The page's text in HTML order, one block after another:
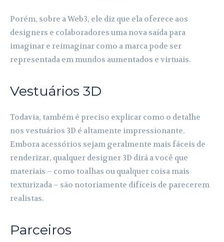
Porém, sobre a Web3, ele diz que ela oferece aos
designers e colaboradores uma nova saída para
imaginar e reimaginar como a marca pode ser
representada em mundos aumentados e virtuais.
Vestuários 3D
Todavia, também é preciso explicar como o detalhe
nos vestuários 3D é altamente impressionante.
Embora acessórios sejam geralmente mais fáceis de
renderizar, qualquer designer 3D dirá a você que
materiais – como toalhas ou qualquer coisa mais
texturizada – são notoriamente difíceis de parecerem
realistas.
Parceiros